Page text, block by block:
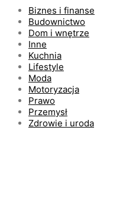
Biznes i finanse
Budownictwo
Dom i wnętrze
Inne
Kuchnia
Lifestyle
Moda
Motoryzacja
Prawo
Przemysł
Zdrowie i uroda